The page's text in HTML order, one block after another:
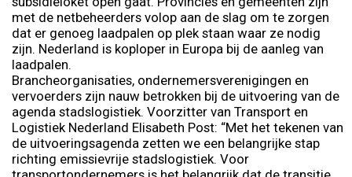
met de netbeheerders volop aan de slag om te zorgen
dat er genoeg laadpalen op plek staan waar ze nodig
zijn. Nederland is koploper in Europa bij de aanleg van
laadpalen.
Brancheorganisaties, ondernemersverenigingen en
vervoerders zijn nauw betrokken bij de uitvoering van de
agenda stadslogistiek. Voorzitter van Transport en
Logistiek Nederland Elisabeth Post: “Met het tekenen van
de uitvoeringsagenda zetten we een belangrijke stap
richting emissievrije stadslogistiek. Voor